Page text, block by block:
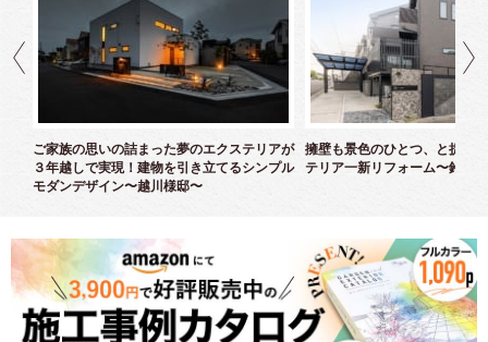
ご家族の思いの詰まった夢のエクステリアが
３年越しで実現！建物を引き立てるシンプル
モダンデザイン〜越川様邸〜
擁壁も景色のひとつ、と捉え
テリア一新リフォーム〜鈴木